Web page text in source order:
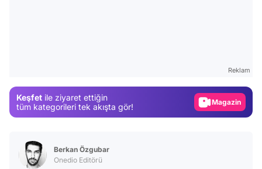
Reklam
Keşfet ile ziyaret ettiğin
tüm kategorileri tek akışta gör!
Magazin
Berkan Özgubar
Onedio Editörü